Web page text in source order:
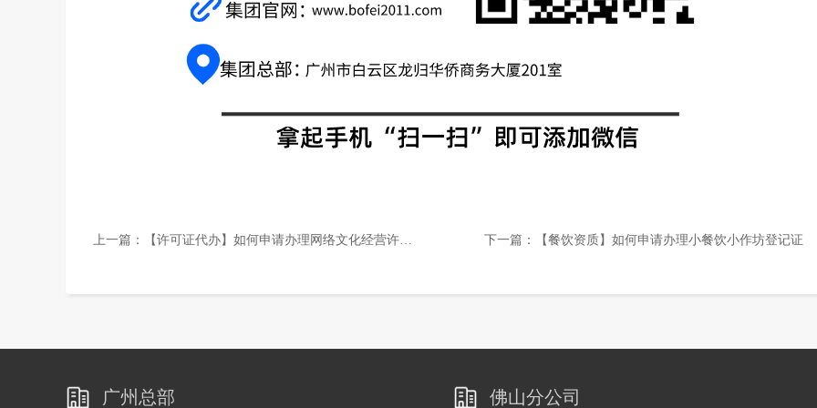
上一篇： 【许可证代办】如何申请办理网络文化经营许可证？ 下一篇： 【餐饮资质】如何申请办理小餐饮小作坊登记证
广州总部 佛山分公司